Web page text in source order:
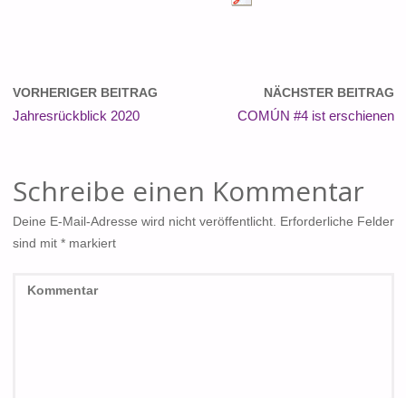
VORHERIGER BEITRAG
Jahresrückblick 2020
NÄCHSTER BEITRAG
COMÚN #4 ist erschienen
Schreibe einen Kommentar
Deine E-Mail-Adresse wird nicht veröffentlicht. Erforderliche Felder
sind mit *markiert